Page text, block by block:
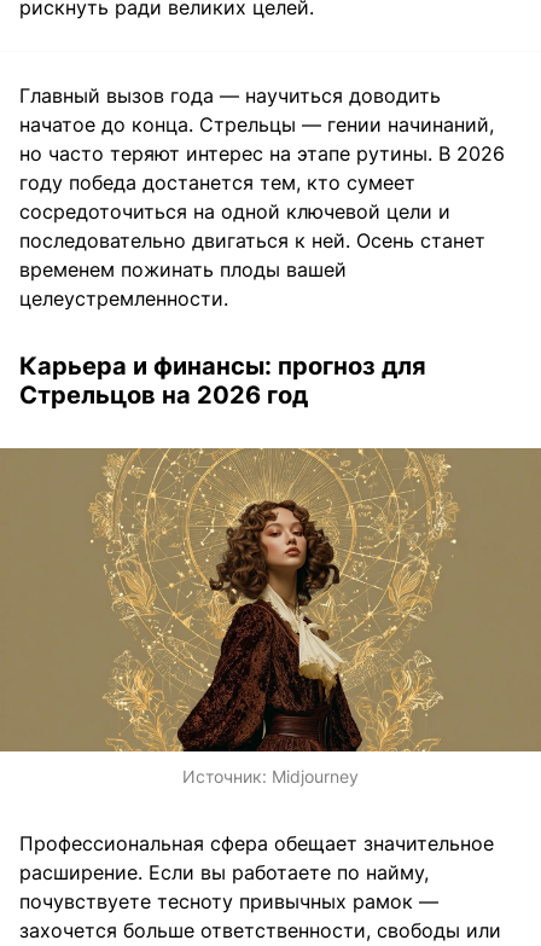
рискнуть ради великих целей.
Главный вызов года — научиться доводить
начатое до конца. Стрельцы — гении начинаний,
но часто теряют интерес на этапе рутины. В 2026
году победа достанется тем, кто сумеет
сосредоточиться на одной ключевой цели и
последовательно двигаться к ней. Осень станет
временем пожинать плоды вашей
целеустремленности.
Карьера и финансы: прогноз для
Стрельцов на 2026 год
Источник: Midjourney
Профессиональная сфера обещает значительное
расширение. Если вы работаете по найму,
почувствуете тесноту привычных рамок —
захочется больше ответственности, свободы или